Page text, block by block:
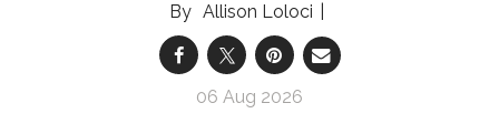
Allison Loloci
06 Aug 2026